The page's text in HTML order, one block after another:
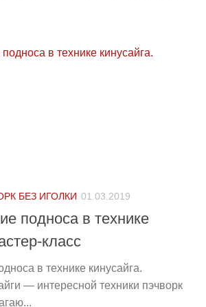
БЕЗ ИГОЛКИ 01.03.2019
подноса в технике
класс
в технике кинусайга.
— интересной техники пэчворк